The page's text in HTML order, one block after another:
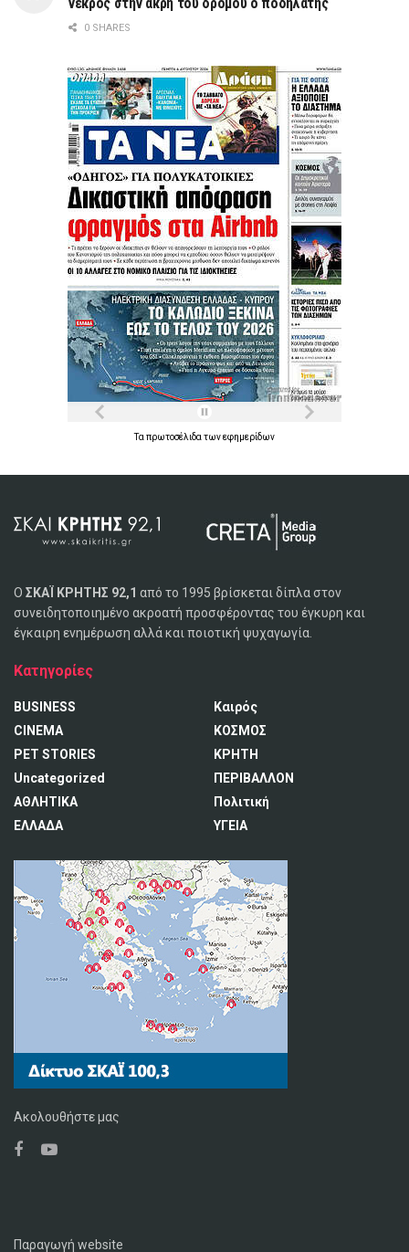
0 SHARES
Τα πρωτοσέλιδα τωνεφημερίδων
Ο ΣΚΑΪ ΚΡΗΤΗΣ 92,1 από το 1995 βρίσκεται δίπλα στον
συνειδητοποιημένο ακροατή προσφέροντας του έγκυρη και
έγκαιρη ενημέρωση αλλά και ποιοτική ψυχαγωγία.
Κατηγορίες
BUSINESS
CINEMA
PET STORIES
Uncategorized
ΑΘΛΗΤΙΚΑ
ΕΛΛΑΔΑ
Καιρός
ΚΟΣΜΟΣ
ΚΡΗΤΗ
ΠΕΡΙΒΑΛΛΟΝ
Πολιτική
ΥΓΕΙΑ
Ακολουθήστε μας
Παραγωγή website